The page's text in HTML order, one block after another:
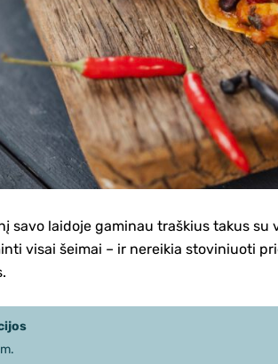
savo laidoje gaminau traškius takus
visai šeimai – ir nereikia stoviniuoti